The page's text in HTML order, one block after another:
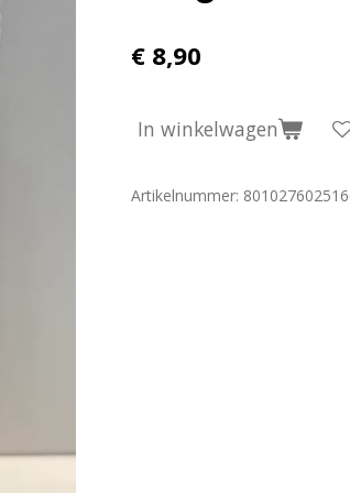
€ 8,90
In winkelwagen
Artikelnummer: